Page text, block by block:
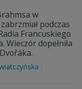
w
podczas
Francuskiego
dopełniła